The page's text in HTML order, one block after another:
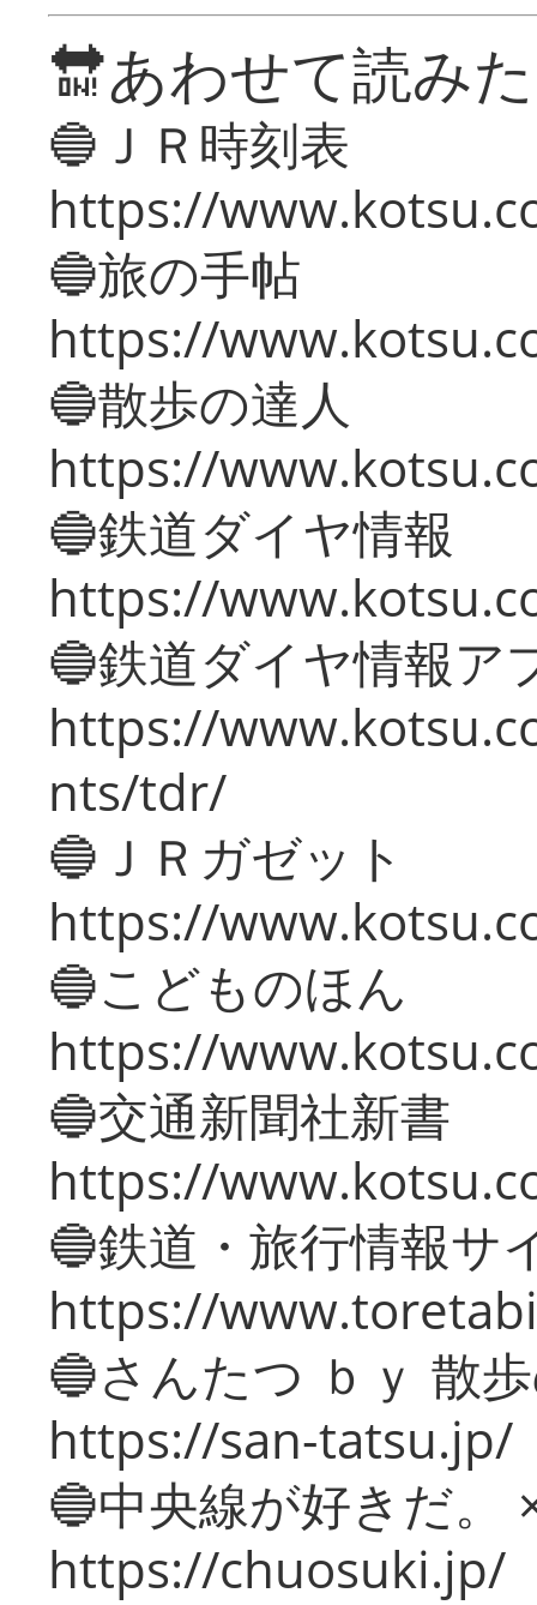
🔛あわせて読み
🔵ＪＲ時刻表
https://
🔵旅の手帖
https://
🔵散歩の達人
https://
🔵鉄道ダイヤ情報
https://
🔵鉄道ダイヤ情報ア
https://
nts/tdr/
🔵ＪＲガゼット
https://
🔵こどものほん
https://
🔵交通新聞社新書
https://
🔵鉄道・旅行情報サ
https://
🔵さんたつ ｂｙ 散
https://san-tatsu.jp/
🔵中央線が好きだ。
https://chuosuki.jp/